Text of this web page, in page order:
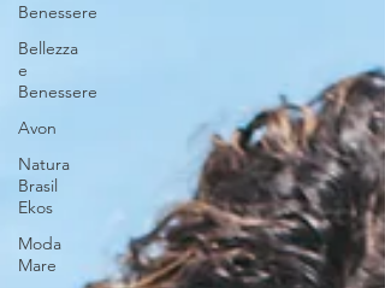
Benessere
Bellezza
e
Benessere
Avon
Natura
Brasil
Ekos
Moda
Mare